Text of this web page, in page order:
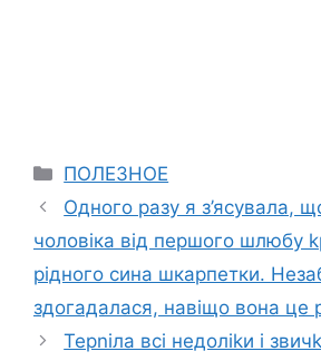
Categories
ПОЛЕЗНОЕ
Одного разу я з’ясувала,
чоловіка від першого шлюбу
рідного сина шкарпетки.
здогадалася, навіщо вона це
Терnіла всі недоліkи і